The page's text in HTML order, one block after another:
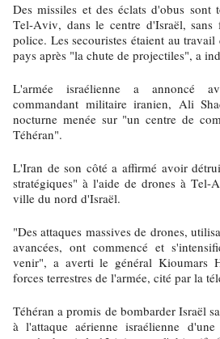
Des missiles et des éclats d'obus sont
Tel-Aviv, dans le centre d'Israël, sans
police. Les secouristes étaient au
pays après "la chute de projectiles", a
L'armée israélienne a annoncé
commandant militaire iranien, Ali
nocturne menée sur "un centre de
Téhéran".
L'Iran de son côté a affirmé avoir
stratégiques" à l'aide de drones à
ville du nord d'Israël.
"Des attaques massives de drones,
avancées, ont commencé et
venir", a averti le général Kioumars
forces terrestres de l'armée, cité par la
Téhéran a promis de bombarder Israël
à l'attaque aérienne israélienne